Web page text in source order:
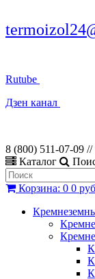
Rutube
Дзен канал
8 (800) 511-07-09
Каталог
Корзина: 0 0 руб